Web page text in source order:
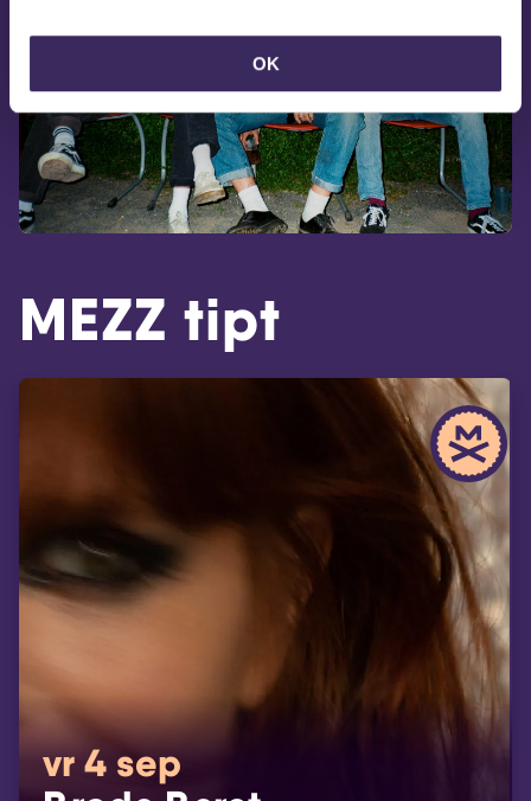
OK
MEZZ tipt
vr 4 sep